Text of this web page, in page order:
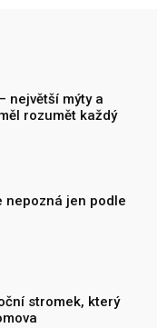
největší mýty a
rozumět každý
nepozná jen podle
stromek, který